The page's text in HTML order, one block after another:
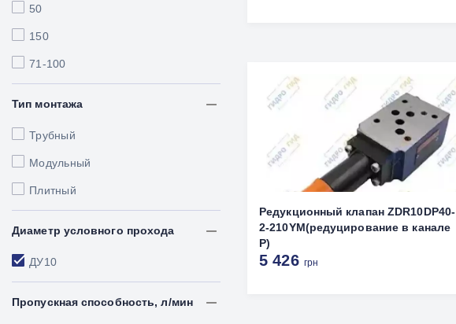
50
150
71-100
Тип монтажа
Трубный
Модульный
Плитный
Диаметр условного прохода
ДУ10
Пропускная способность, л/мин
Редукционный клапан ZDR10DP40-
2-210YM(редуцирование в канале
Р)
5 426 грн